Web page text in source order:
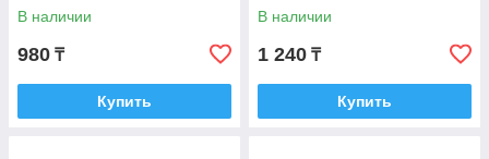
В наличии
980 ₸
Купить
В наличии
1 240 ₸
Купить